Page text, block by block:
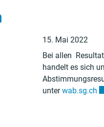
15. Mai 2022
Bei allen
handelt es sich
unterwab.sg.ch